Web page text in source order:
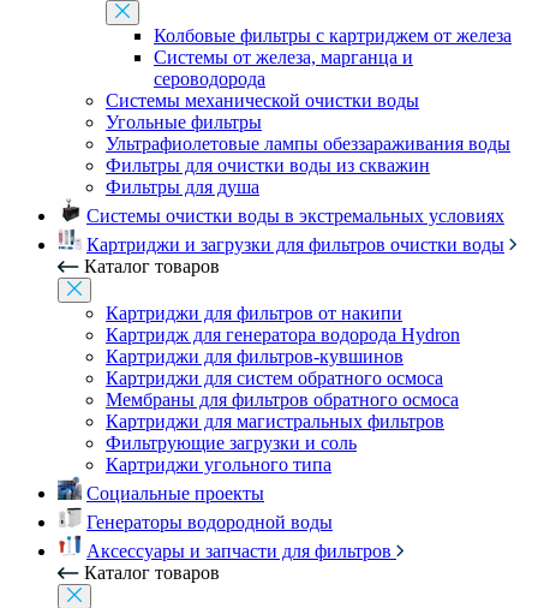
Колбовые фильтры с картриджем от железа
Системы от железа, марганца и
сероводорода
Системы механической очистки воды
Угольные фильтры
Ультрафиолетовые лампы обеззараживания воды
Фильтры для очистки воды из скважин
Фильтры для душа
Системы очистки воды в экстремальных условиях
Картриджи и загрузки для фильтров очистки воды
Каталог товаров
Картриджи для фильтров от накипи
Картридж для генератора водорода Hydron
Картриджи для фильтров-кувшинов
Картриджи для систем обратного осмоса
Мембраны для фильтров обратного осмоса
Картриджи для магистральных фильтров
Фильтрующие загрузки и соль
Картриджи угольного типа
Социальные проекты
Генераторы водородной воды
Аксессуары и запчасти для фильтров
Каталог товаров